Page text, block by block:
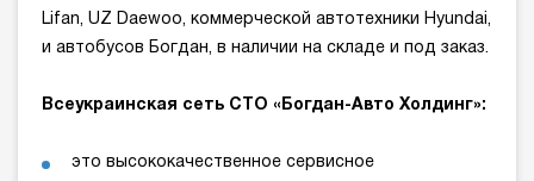
Lifan, UZ Daewoo, коммерческой автотехники Hyundai,
и автобусов Богдан, в наличии на складе и под заказ.
Всеукраинская сеть СТО «Богдан-Авто Холдинг»:
это высококачественное сервисное